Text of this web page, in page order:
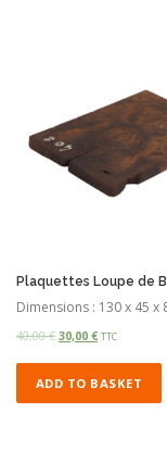
Plaquettes Loupe de
Dimensions : 130 x 45 x
40,00€ 30,00 € TTC
ADD TO BASKET